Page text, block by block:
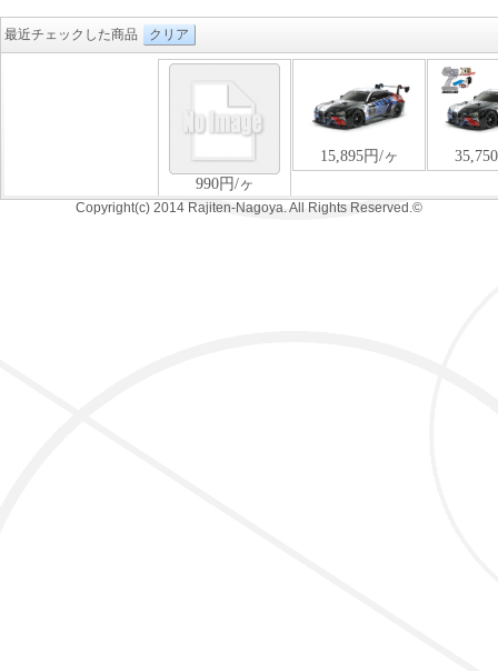
最近チェックした商品 クリア
Copyright(c) 2014 Rajiten-Nagoya. All Rights Reserved.©